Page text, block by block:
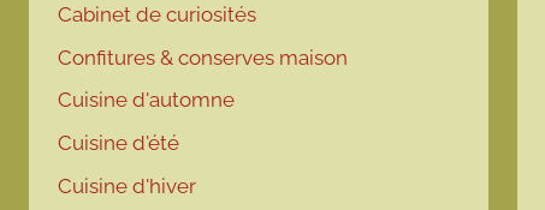
Cabinet de curiosités
Confitures & conserves maison
Cuisine d'automne
Cuisine d'été
Cuisine d'hiver